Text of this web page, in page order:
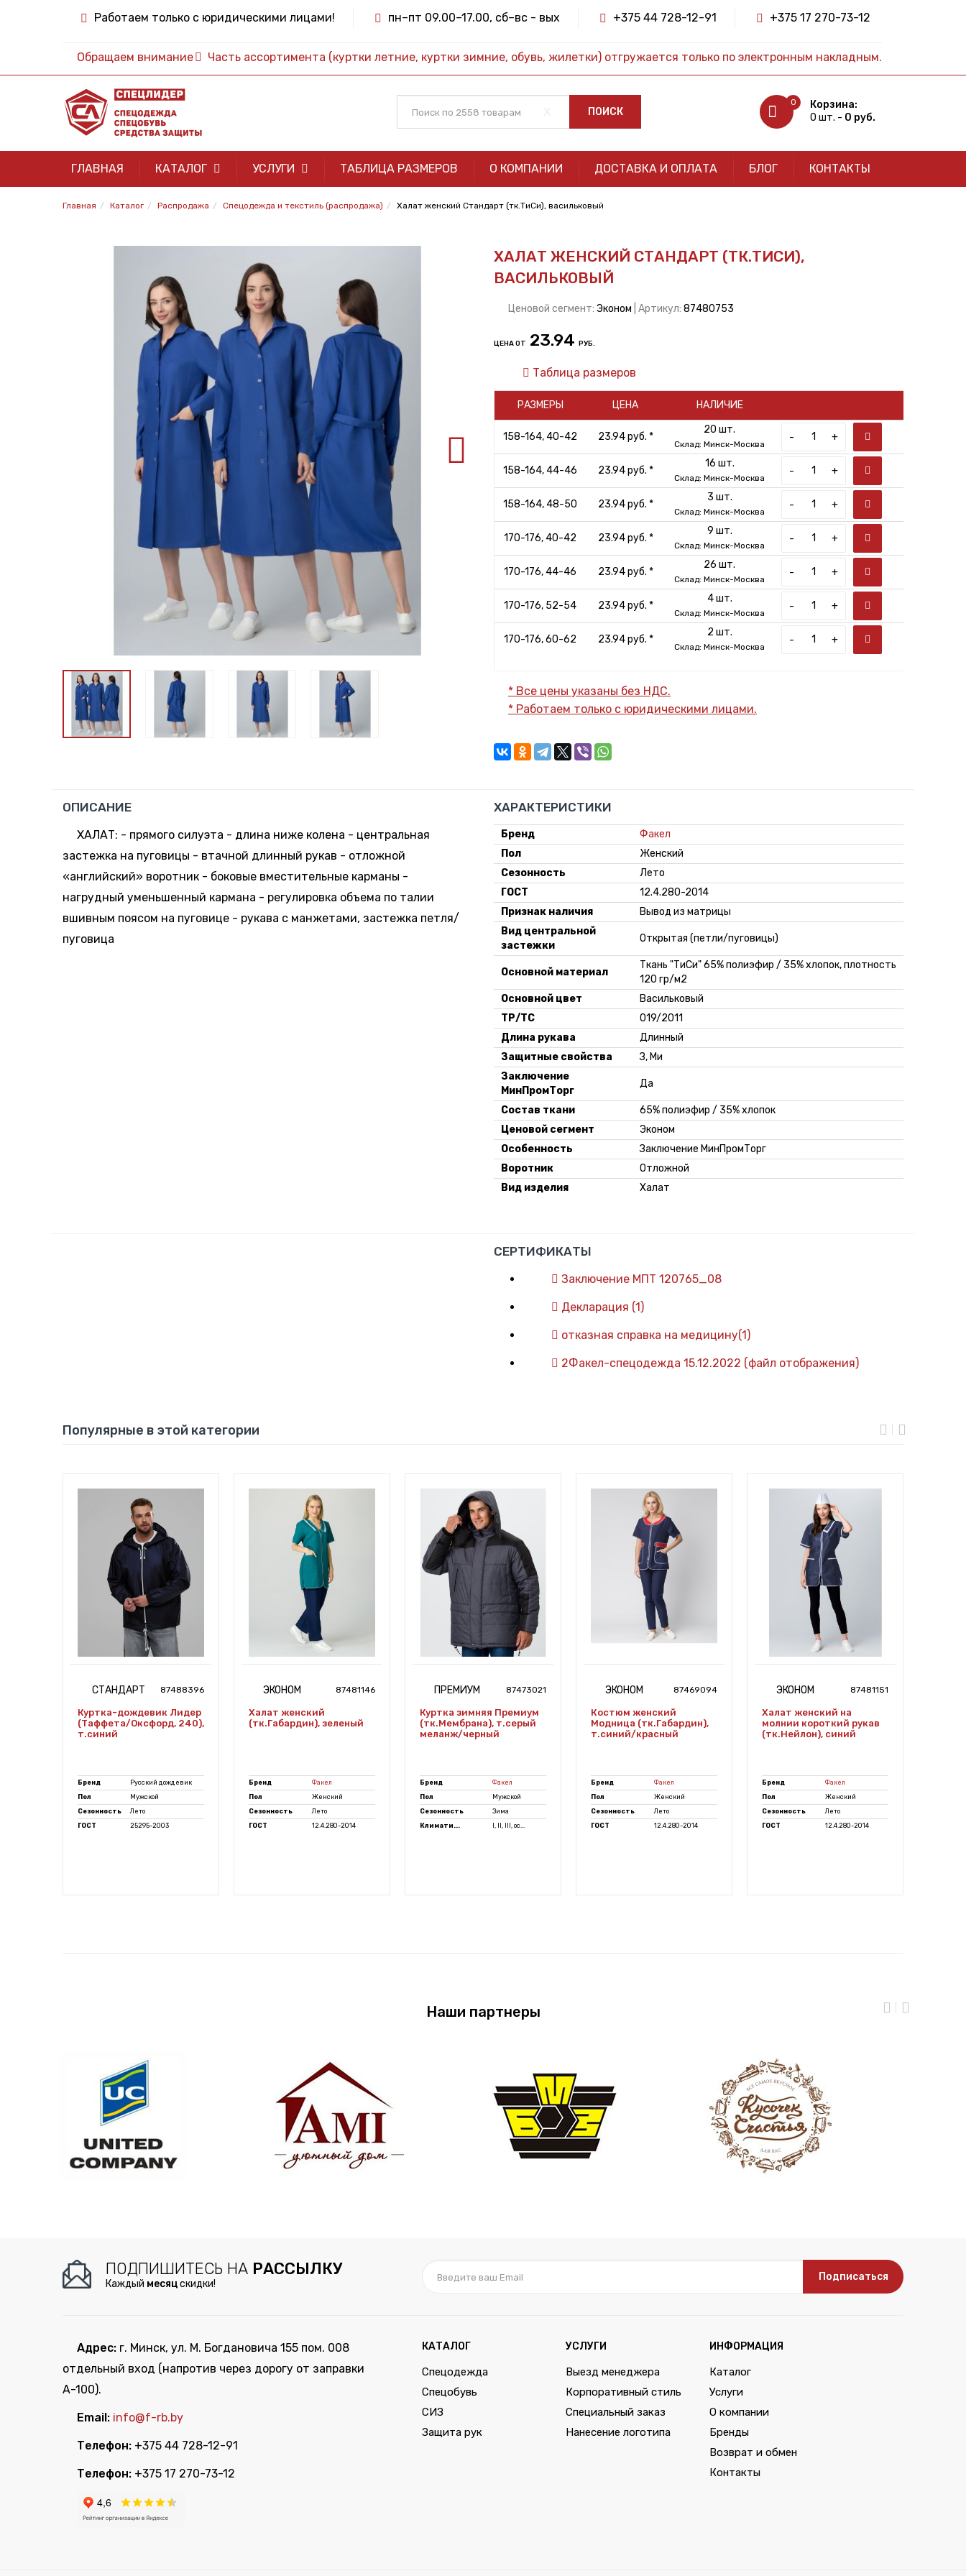
Работаем только с юридическими лицами! пн–пт 09.00–17.00, сб–вс - вых +375 44 728-12-91 +375 17 270-73-12
Обращаем внимание Часть ассортимента (куртки летние, куртки зимние, обувь, жилетки) отгружается только по электронным накладным.
ПОИСК
0
Корзина:
0 шт. - 0 руб.
ГЛАВНАЯ КАТАЛОГ УСЛУГИ ТАБЛИЦА РАЗМЕРОВ О КОМПАНИИ ДОСТАВКА И ОПЛАТА БЛОГ КОНТАКТЫ
Главная Каталог Распродажа Спецодежда и текстиль (распродажа) Халат женский Стандарт (тк.ТиСи), васильковый
ХАЛАТ ЖЕНСКИЙ СТАНДАРТ (ТК.ТИСИ),
ВАСИЛЬКОВЫЙ
Ценовой сегмент: Эконом | Артикул: 87480753
ЦЕНА ОТ 23.94 РУБ.
Таблица размеров
РАЗМЕРЫ ЦЕНА НАЛИЧИЕ
158-164, 40-42 23.94 руб. *
20 шт.
Склад: Минск-Москва
- +
158-164, 44-46 23.94 руб. *
16 шт.
Склад: Минск-Москва
- +
158-164, 48-50 23.94 руб. *
3 шт.
Склад: Минск-Москва
- +
170-176, 40-42 23.94 руб. *
9 шт.
Склад: Минск-Москва
- +
170-176, 44-46 23.94 руб. *
26 шт.
Склад: Минск-Москва
- +
170-176, 52-54 23.94 руб. *
4 шт.
Склад: Минск-Москва
- +
170-176, 60-62 23.94 руб. *
2 шт.
Склад: Минск-Москва
- +
* Все цены указаны без НДС.
* Работаем только с юридическими лицами.
ОПИСАНИЕ
ХАЛАТ: - прямого силуэта - длина ниже колена - центральная
застежка на пуговицы - втачной длинный рукав - отложной
«английский» воротник - боковые вместительные карманы -
нагрудный уменьшенный кармана - регулировка объема по талии
вшивным поясом на пуговице - рукава с манжетами, застежка петля/
пуговица
ХАРАКТЕРИСТИКИ
Бренд
Факел
Пол
Женский
Сезонность
Лето
ГОСТ
12.4.280-2014
Признак наличия
Вывод из матрицы
Вид центральной
застежки
Открытая (петли/пуговицы)
Основной материал
Ткань "ТиСи" 65% полиэфир / 35% хлопок, плотность
120 гр/м2
Основной цвет
Васильковый
ТР/ТС
019/2011
Длина рукава
Длинный
Защитные свойства
З, Ми
Заключение
МинПромТорг
Да
Состав ткани
65% полиэфир / 35% хлопок
Ценовой сегмент
Эконом
Особенность
Заключение МинПромТорг
Воротник
Отложной
Вид изделия
Халат
СЕРТИФИКАТЫ
Заключение МПТ 120765_08
Декларация (1)
отказная справка на медицину(1)
2Факел-спецодежда 15.12.2022 (файл отображения)
Популярные в этой категории
СТАНДАРТ 87488396
Куртка-дождевик Лидер
(Таффета/Оксфорд, 240),
т.синий
Бренд
Русский дождевик
Пол
Мужской
Сезонность
Лето
ГОСТ
25295-2003
ЭКОНОМ 87481146
Халат женский
(тк.Габардин), зеленый
Бренд
Факел
Пол
Женский
Сезонность
Лето
ГОСТ
12.4.280-2014
ПРЕМИУМ 87473021
Куртка зимняя Премиум
(тк.Мембрана), т.серый
меланж/черный
Бренд
Факел
Пол
Мужской
Сезонность
Зима
Климати...
I, II, III, ос...
ЭКОНОМ 87469094
Костюм женский
Модница (тк.Габардин),
т.синий/красный
Бренд
Факел
Пол
Женский
Сезонность
Лето
ГОСТ
12.4.280-2014
ЭКОНОМ 87481151
Халат женский на
молнии короткий рукав
(тк.Нейлон), синий
Бренд
Факел
Пол
Женский
Сезонность
Лето
ГОСТ
12.4.280-2014
Наши партнеры
ПОДПИШИТЕСЬ НА РАССЫЛКУ
Каждый месяцскидки!
Подписаться
Адрес: г. Минск, ул. М. Богдановича 155 пом. 008
отдельный вход (напротив через дорогу от заправки
А-100).
Email: info@f-rb.by
Телефон: +375 44 728-12-91
Телефон: +375 17 270-73-12
КАТАЛОГ
Спецодежда
Спецобувь
СИЗ
Защита рук
УСЛУГИ
Выезд менеджера
Корпоративный стиль
Специальный заказ
Нанесение логотипа
ИНФОРМАЦИЯ
Каталог
Услуги
О компании
Бренды
Возврат и обмен
Контакты